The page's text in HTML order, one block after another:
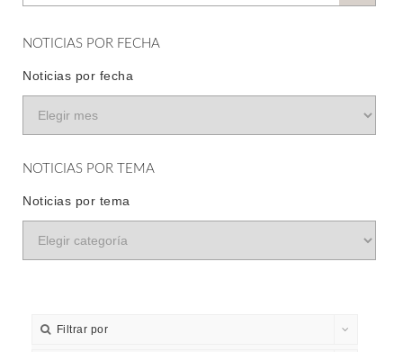
NOTICIAS POR FECHA
Noticias por fecha
NOTICIAS POR TEMA
Noticias por tema
Filtrar por